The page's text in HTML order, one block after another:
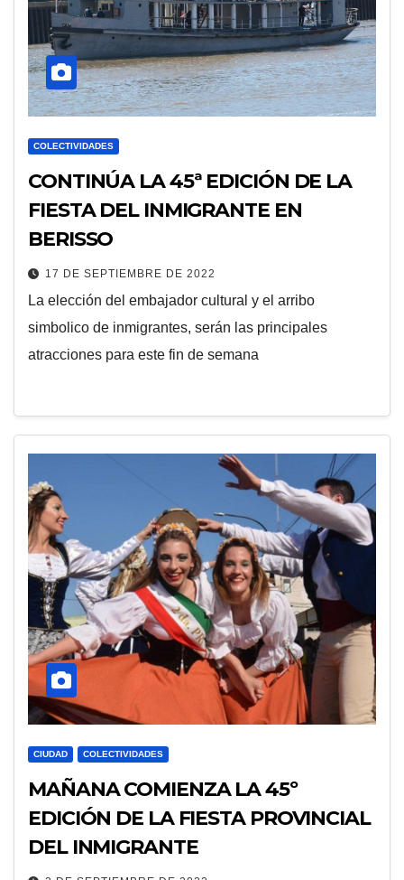
COLECTIVIDADES
CONTINÚA LA 45ª EDICIÓN DE LA
FIESTA DEL INMIGRANTE EN
BERISSO
17 DE SEPTIEMBRE DE 2022
La elección del embajador cultural y el arribo
simbolico de inmigrantes, serán las principales
atracciones para este fin de semana
CIUDAD COLECTIVIDADES
MAÑANA COMIENZA LA 45º
EDICIÓN DE LA FIESTA PROVINCIAL
DEL INMIGRANTE